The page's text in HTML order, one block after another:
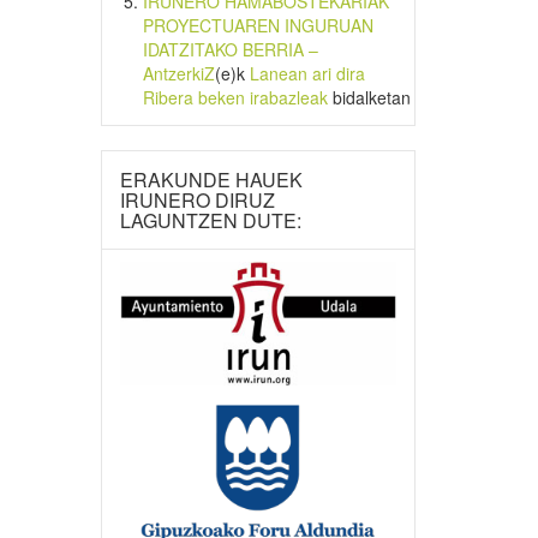
PROYECTUAREN INGURUAN
IDATZITAKO BERRIA –
AntzerkiZ(e)k Lanean ari dira
Ribera beken irabazleakbidalketan
ERAKUNDE HAUEK
IRUNERO DIRUZ
LAGUNTZEN DUTE: